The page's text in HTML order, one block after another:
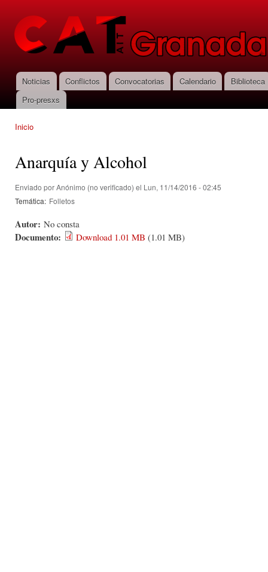
CNT-AIT
Granada
Menú principal
Noticias Conflictos Convocatorias Calendario
Biblioteca
Pro-presxs
Inicio
Anarquía y Alcohol
Enviado porAnónimo (no verificado) el Lun, 11/14/2016 - 02:45
Temática: Folletos
Autor: No consta
Documento: Download 1.01 MB (1.01 MB)